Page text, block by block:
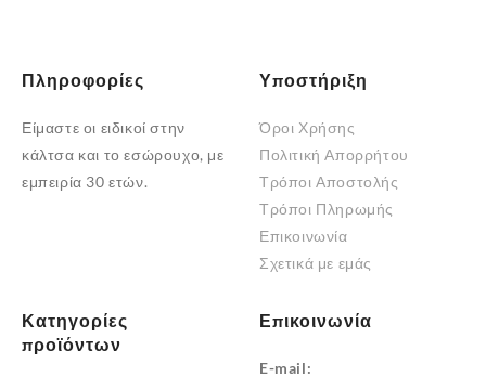
Οι
μπορούν
να
επιλεγούν
Οι
μπορούν
να
επιλεγούν
στη
σελίδα
του
Πληροφορίες
Είμαστε οι ειδικοί στην
κάλτσα και το εσώρουχο, με
εμπειρία 30 ετών.
Υποστήριξη
Όροι Χρήσης
Πολιτική Απορρήτου
Τρόποι Αποστολής
Τρόποι Πληρωμής
Επικοινωνία
Σχετικά με εμάς
Κατηγορίες
προϊόντων
Επικοινωνία
E-mail: